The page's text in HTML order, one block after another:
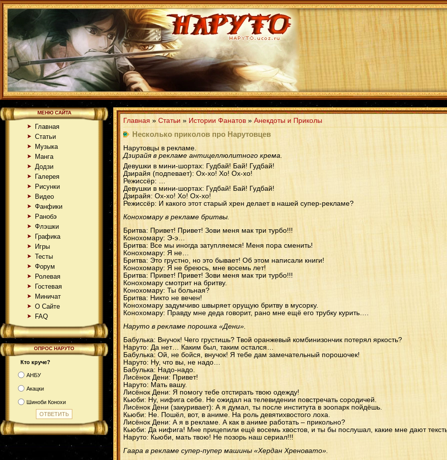
МЕНЮ САЙТА
Главная
Статьи
Музыка
Манга
Додзи
Галерея
Рисунки
Видео
Фанфики
Ранобэ
Флэшки
Графика
Игры
Тесты
Форум
Ролевая
Гостевая
Миничат
О Сайте
FAQ
ОПРОС НАРУТО
Кто круче?
АНБУ
Акацки
Шиноби Конохи
Главная » Статьи » Истории Фанатов » Анекдоты и Приколы
Несколько приколов про Нарутовцев
Нарутовцы в рекламе.
Дзирайя в рекламе антицеллюлитного крема.
Девушки в мини-шортах: Гудбай! Бай! Гудбай!
Дзирайя (подпевает): Ох-хо! Хо! Ох-хо!
Режиссёр: …
Девушки в мини-шортах: Гудбай! Бай! Гудбай!
Дзирайя: Ох-хо! Хо! Ох-хо!
Режиссёр: И какого этот старый хрен делает в нашей супер-рекламе?
Конохомару в рекламе бритвы.
Бритва: Привет! Привет! Зови меня мак три турбо!!!
Конохомару: Э-э…
Бритва: Все мы иногда затупляемся! Меня пора сменить!
Конохомару: Я не…
Бритва: Это грустно, но это бывает! Об этом написали книги!
Конохомару: Я не бреюсь, мне восемь лет!
Бритва: Привет! Привет! Зови меня мак три турбо!!!
Конохомару смотрит на бритву.
Конохомару: Ты больная?
Бритва: Никто не вечен!
Конохомару задумчиво швыряет орущую бритву в мусорку.
Конохомару: Правду мне деда говорит, рано мне ещё его трубку курить….
Наруто в рекламе порошка «Дени».
Бабулька: Внучок! Чего грустишь? Твой оранжевый комбинизончик потерял яркость?
Наруто: Да нет… Каким был, таким остался…
Бабулька: Ой, не бойся, внучок! Я тебе дам замечательный порошочек!
Наруто: Ну, что вы, не надо…
Бабулька: Надо-надо.
Лисёнок Дени: Привет!
Наруто: Мать вашу.
Лисёнок Дени: Я помогу тебе отстирать твою одежду!
Кьюби: Ну, нифига себе. Не ожидал на телевидении повстречать сородичей.
Лисёнок Дени (закуривает): А я думал, ты после института в зоопарк пойдёшь.
Кьюби: Не. Пошёл, вот, в аниме. На роль девятихвостого лоха.
Лисёнок Дени: А я в рекламе. А как в аниме работать – прикольно?
Кьюби: Да нифига! Мне прицепили ещё восемь хвостов, и ты бы послушал, какие мне дают
Наруто: Кьюби, мать твою! Не позорь наш сериал!!!
Гаара в рекламе супер-пупер машины «Хердан Хреновато».